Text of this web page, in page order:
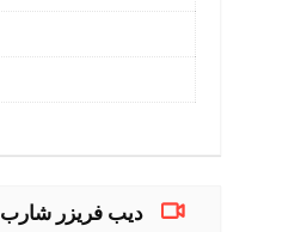
ديب فريزر شارب 7 ادراج 300 لتر انفرتر ديجيتال فيديوهات